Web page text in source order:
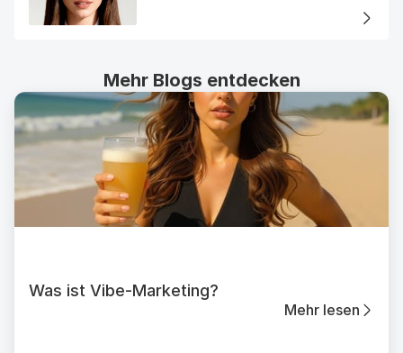
Mehr Blogs entdecken
Was ist Vibe-Marketing?
Mehr lesen